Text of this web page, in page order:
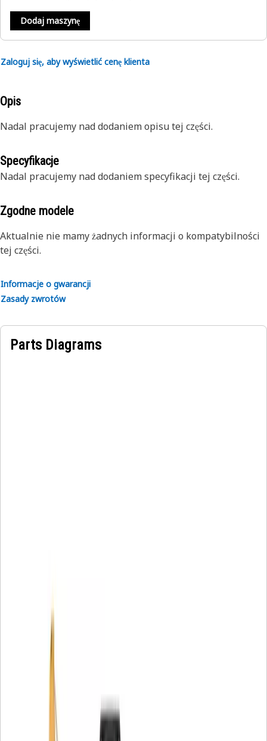
Dodaj maszynę
Zaloguj się, aby wyświetlić cenę klienta
Opis
Nadal pracujemy nad dodaniem opisu tej części.
Specyfikacje
Nadal pracujemy nad dodaniem specyfikacji tej części.
Zgodne modele
Aktualnie nie mamy żadnych informacji o kompatybilności
tej części.
Informacje o gwarancji
Zasady zwrotów
Parts Diagrams